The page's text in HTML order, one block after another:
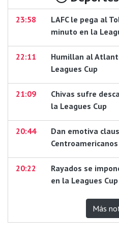
23:58
LAFC le pega al
minuto en la
22:11
Humillan al
Leagues Cup
21:09
Chivas sufre
la Leagues Cup
20:44
Dan emotiva
20:22
Rayados se
en la Leagues Cup
Más